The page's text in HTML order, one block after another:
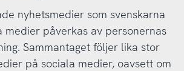
nyhetsmedier som svenskarna
medier påverkas av personernas
Sammantaget följer lika stor
på sociala medier, oavsett om